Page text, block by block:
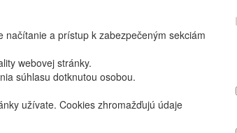
a prístup k zabezpečeným sekciám
webovej stránky.
súhlasu dotknutou osobou.
užívate. Cookies zhromažďujú údaje